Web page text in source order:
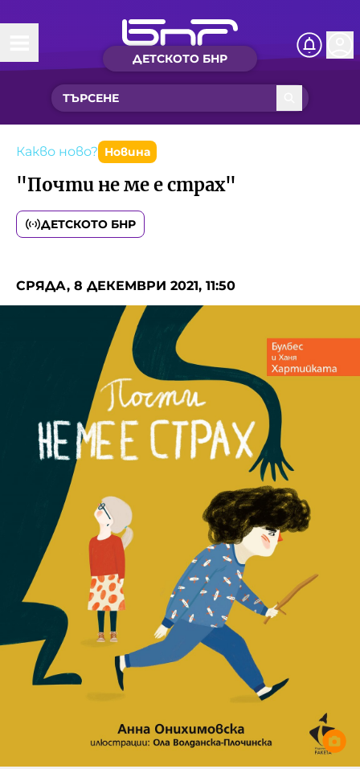
ДЕТСКОТО БНР
Начало
Какво ново?
Рубрики с вълшебства
Детско радио
Чуйте
Приказки
Искри
Интересен архив
Нашите гости
Фантазирай
Приказки
История на изкуството
Музикална кутийка
От соул до рокендрол
Междучасие
Яйцето на света
Къщата
Златната ябълка
Непознатите думи
Домашен любимец
Кои сме ние?
За вас, родители
БНР Новини
Архивен фонд на БНР
Какво ново? Новина
"Почти не ме е страх"
ДЕТСКОТО БНР
СРЯДА, 8 ДЕКЕМВРИ 2021, 11:50